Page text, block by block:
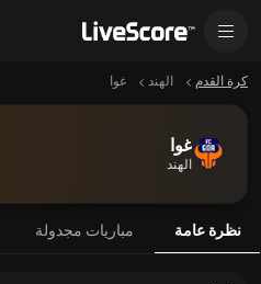
كرة القدم الهند غوا
غوا
الهند
نظرة عامة مباريات مجدولة